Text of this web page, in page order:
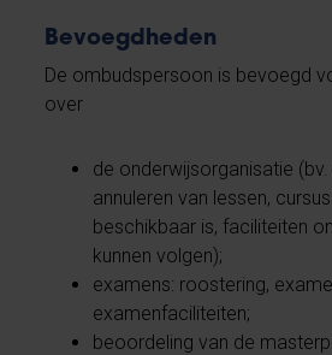
Bevoegdheden
De ombudspersoon is bevoegd
over
de onderwijsorganisatie
annuleren van lessen,
beschikbaar is, faciliteiten
kunnen volgen);
examens: roostering,
examenfaciliteiten;
beoordeling van de